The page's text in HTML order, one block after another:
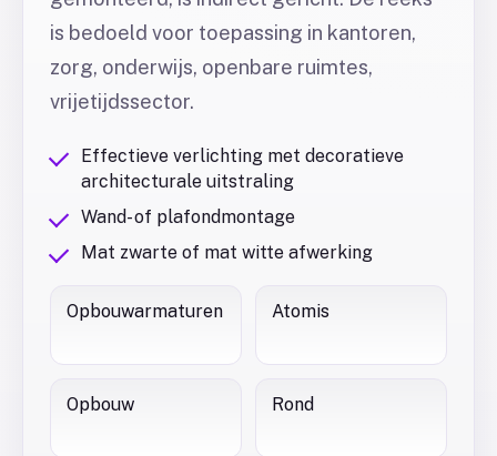
is bedoeld voor toepassing in kantoren,
zorg, onderwijs, openbare ruimtes,
vrijetijdssector.
Effectieve verlichting met decoratieve
architecturale uitstraling
Wand- of plafondmontage
Mat zwarte of mat witte afwerking
Opbouwarmaturen Atomis
Opbouw Rond